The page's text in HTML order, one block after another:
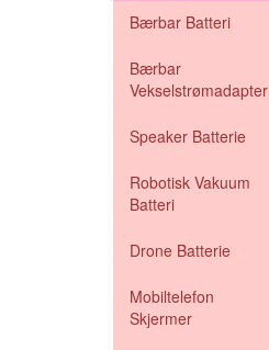
Bærbar Batteri
Bærbar
Vekselstrømadapter
Speaker Batterie
Robotisk Vakuum
Batteri
Drone Batterie
Mobiltelefon
Skjermer